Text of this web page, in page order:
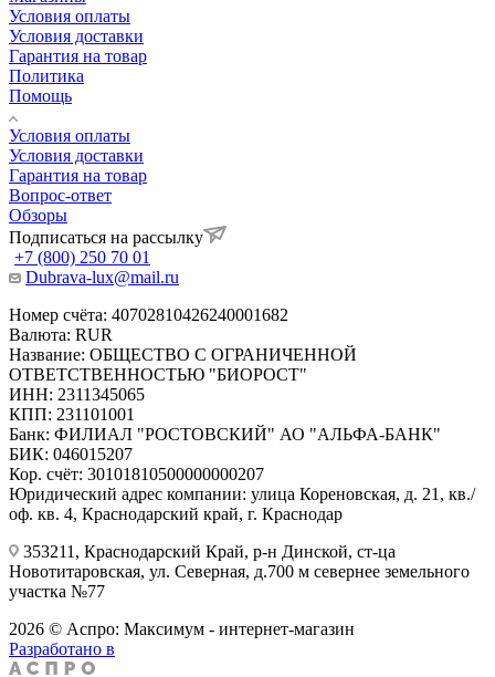
Условия оплаты
Условия доставки
Гарантия на товар
Политика
Помощь
Условия оплаты
Условия доставки
Гарантия на товар
Вопрос-ответ
Обзоры
Подписаться на рассылку
+7 (800) 250 70 01
Dubrava-lux@mail.ru
Номер счёта: 40702810426240001682
Валюта: RUR
Название: ОБЩЕСТВО С ОГРАНИЧЕННОЙ
ОТВЕТСТВЕННОСТЬЮ "БИОРОСТ"
ИНН: 2311345065
КПП: 231101001
Банк: ФИЛИАЛ "РОСТОВСКИЙ" АО "АЛЬФА-БАНК"
БИК: 046015207
Кор. счёт: 30101810500000000207
Юридический адрес компании: улица Кореновская, д. 21, кв./
оф. кв. 4, Краснодарский край, г. Краснодар
353211, Краснодарский Край, р-н Динской, ст-ца
Новотитаровская, ул. Северная, д.700 м севернее земельного
участка №77
2026 © Аспро: Максимум - интернет-магазин
Разработано в